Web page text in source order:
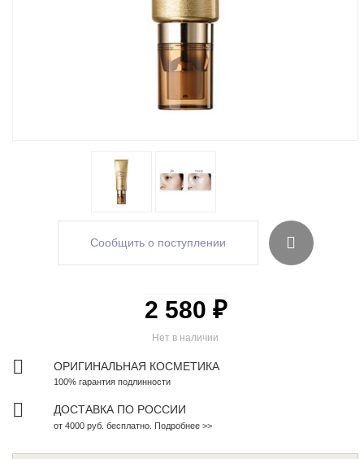
Сообщить о поступлении
Нет в наличии
2 580 ₽
ОРИГИНАЛЬНАЯ КОСМЕТИКА
100% гарантия подлинности
ДОСТАВКА ПО РОССИИ
от 4000 руб. бесплатно. Подробнее >>